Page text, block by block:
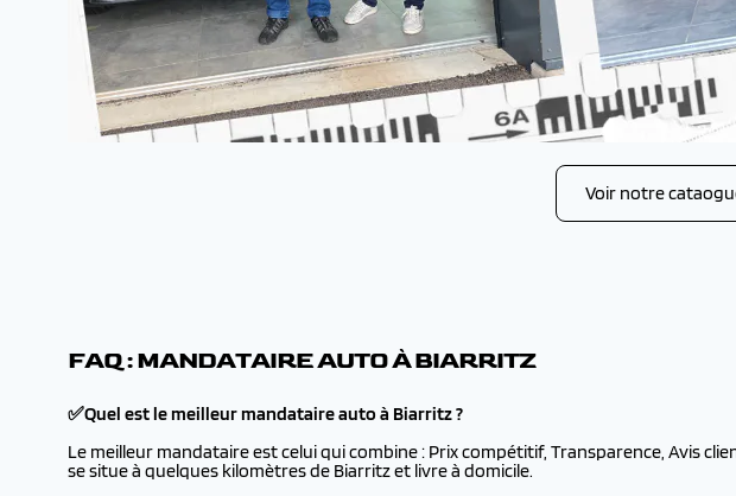
Voir notre
FAQ : MANDATAIRE AUTO À BIARRITZ
✅Quel est le meilleur mandataire auto à Biarritz ?
Le meilleur mandataire est celui qui combine : Prix compétitif, Transparence, Avis
se situe à quelques kilomètres de Biarritz et livre à domicile.